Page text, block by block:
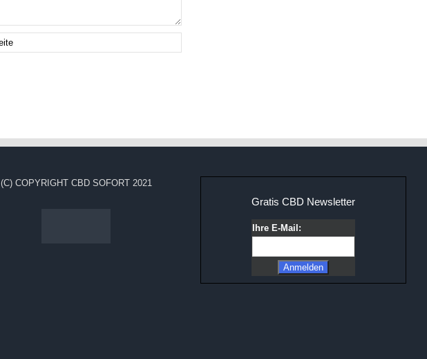
(C) COPYRIGHT CBD SOFORT 2021
Gratis CBD Newsletter
Ihre E-Mail: